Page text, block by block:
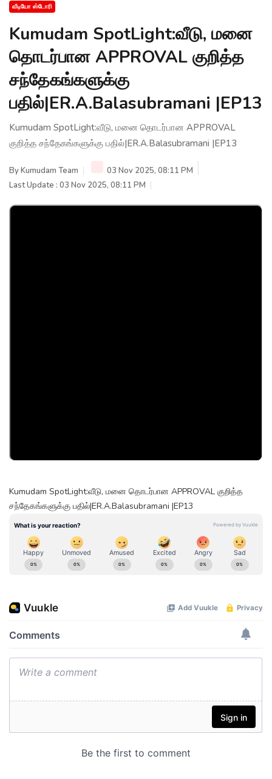
வீடியோ ஸ்டோரி
Kumudam SpotLight:வீடு, மனை
தொடர்பான APPROVAL குறித்த
சந்தேகங்களுக்கு
பதில்|ER.A.Balasubramani |EP13
Kumudam SpotLight:வீடு, மனை தொடர்பான APPROVAL
குறித்த சந்தேகங்களுக்கு பதில்|ER.A.Balasubramani |EP13
ByKumudam Team
03 Nov 2025, 08:11 PM
Last Update : 03 Nov 2025, 08:11 PM
Kumudam SpotLight:வீடு, மனை தொடர்பான APPROVAL குறித்த
சந்தேகங்களுக்கு பதில்|ER.A.Balasubramani |EP13